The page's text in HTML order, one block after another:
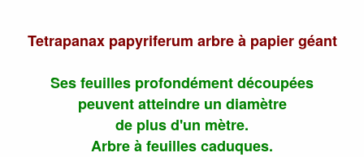
Tetrapanax papyriferum arbre à papier géant
Ses feuilles profondément découpées
peuvent atteindre un diamètre
de plus d'un mètre.
Arbre à feuilles caduques.